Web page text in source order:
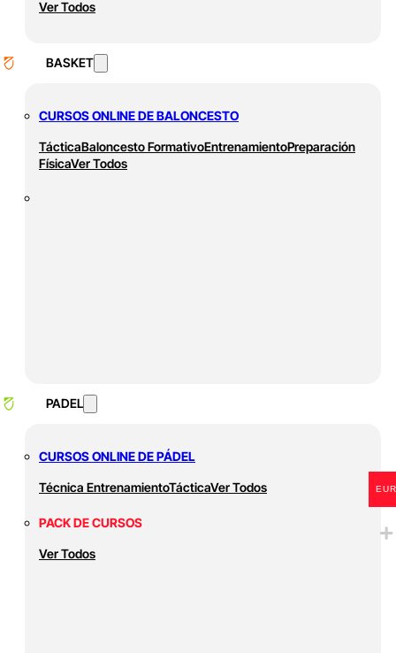
Ver Todos
BASKET
CURSOS ONLINE DE BALONCESTO
TácticaBaloncesto FormativoEntrenamientoPreparación
FísicaVer Todos
PADEL
CURSOS ONLINE DE PÁDEL
Técnica EntrenamientoTácticaVer Todos
PACK DE CURSOS
Ver Todos
EUR